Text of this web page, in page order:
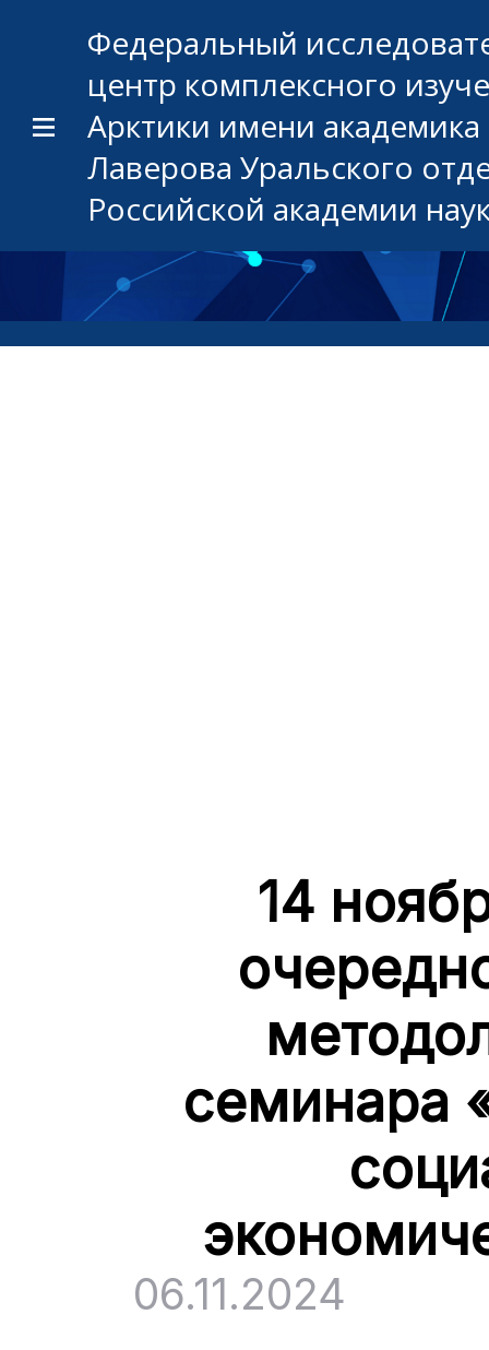
Федеральный
центр комплексного
Арктики имени
Лаверова Уральского
Российской академии
14
семинара
06.11.2024